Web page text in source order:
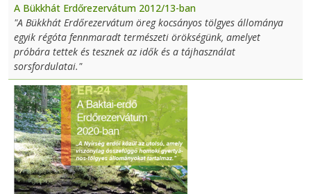
A Bükkhát Erdőrezervátum 2012/13-ban
"A Bükkhát Erdőrezervátum öreg kocsányos tölgyes állománya
egyik régóta fennmaradt természeti örökségünk, amelyet
próbára tettek és tesznek az idők és a tájhasználat
sorsfordulatai."